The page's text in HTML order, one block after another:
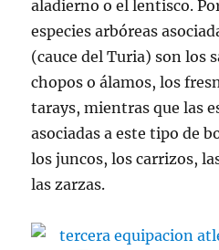
aladierno o el lentisco.
especies arbóreas
(cauce del Turia) son los
chopos o álamos, los
tarays, mientras que las
asociadas a este tipo de
los juncos, los carrizos,
las zarzas.